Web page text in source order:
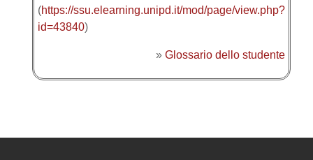
(https://ssu.elearning.unipd.it/mod/page/view.php?
id=43840)
» Glossario dello studente